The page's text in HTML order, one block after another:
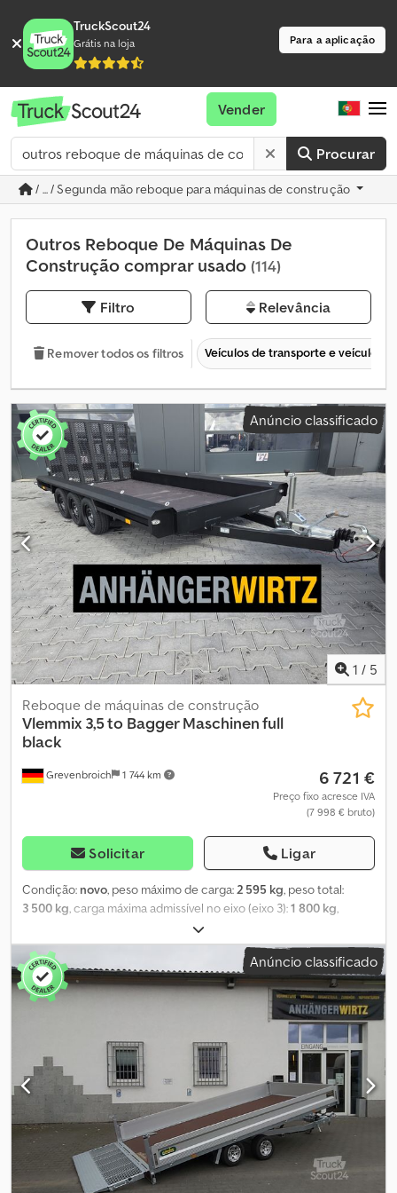
TruckScout24
Grátis na loja Para a aplicação
Procurar
Vender
/ ... / Segunda mão reboque para máquinas de construção
Outros Reboque De Máquinas De
Construção comprar usado (114)
Filtro Relevância
Remover todos os filtros Veículos de transporte e veículos
Anúncio classificado
1 / 5
Grevenbroich 1 744 km
Reboque de máquinas de construção
Vlemmix 3,5 to Bagger Maschinen full
black
6 721 €
Preço fixo acresce IVA
(7 998 € bruto)
Solicitar Ligar
Condição: novo, peso máximo de carga:2 595 kg, peso total:
3 500 kg, carga máxima admissível no eixo (eixo 3):1 800 kg,
comprimento do espaço de carga:
de carga:1 800 mm, Ano de fabrico:2026, ANHÄNGERWIRTZ, o
seu mercado online para a compra de reboques, oferece marcas
de alta qualidade! Mais de 850 reboques novos em stock. Mais de
130 reboques usados disponíveis em permanência. Exemplo sem
compromisso: Modelo Novo 2026, Edição Especial, 3 eixos de 1800
kg, disponível enquanto durarem os stocks! Vlemmix Trailers,
reboque multiuso, plataforma rebaixada 400x180x34, 3500 kg, três
eixos, reboque de plataforma rebaixada, chassis baixo, 3 eixos de
1800 kg, suspensão de borracha, jantes de aço pretas, pneus de
baixo perfil, caçamba de aço galvanizada com revestimento em
pó totalmente preta, piso em madeira compensada, rampa
traseira rebaixada de 150 cm com sistema de elevação preto,
suporte para ferramentas, pontos de fixação DIN, roda de apoio
automática... 😊 Chedpfx Aezrg Rkopbea Vendas disponíveis 24
Anúncio classificado